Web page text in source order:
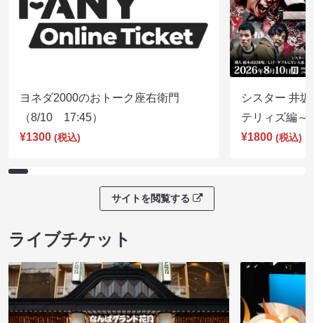
ヨネダ2000のおトーク座右衛門
（8/10 17:45）
¥1300 (税込)
シスター 井
テリィズ編
¥1800 (税込)
サイトを閲覧する
ライブチケット